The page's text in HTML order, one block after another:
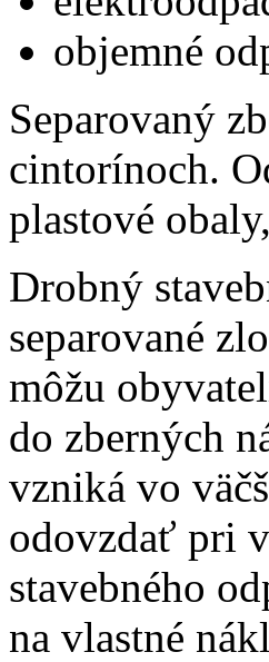
objemné
Separovaný
cintorínoch.
plastové
Drobný
separované
môžu
do zberných
vzniká vo
odovzdať pri
stavebného
na vlastné